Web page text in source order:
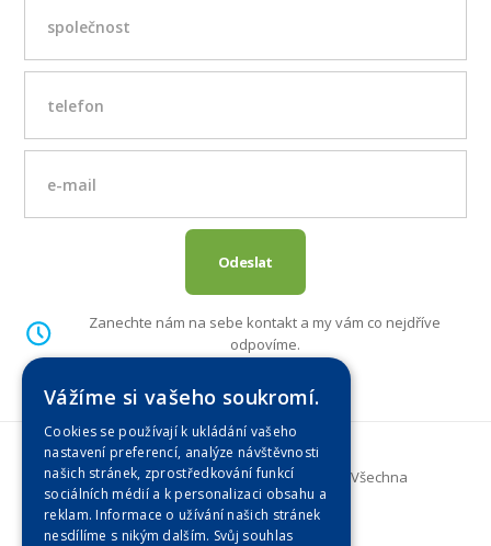
Zanechte nám na sebe kontakt a my vám co nejdříve
odpovíme.
Copyright © 2025HRDLIČKA spol. s r.o.
- Všechna
práva vyhrazena.
Vážíme si vašeho soukromí.
Cookies se používají k ukládání vašeho
nastavení preferencí, analýze návštěvnosti
našich stránek, zprostředkování funkcí
sociálních médií a k personalizaci obsahu a
reklam. Informace o užívání našich stránek
nesdílíme s nikým dalším. Svůj souhlas